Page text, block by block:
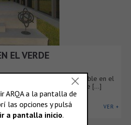
EL VERDE
transitorio desmontable en el
impacto ambiental sobre [...]
VER +